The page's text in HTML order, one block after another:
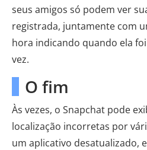
seus amigos só podem ver
registrada, juntamente com
hora indicando quando ela
vez.
O fim
Às vezes, o Snapchat pode
localização incorretas por
um aplicativo desatualizado,